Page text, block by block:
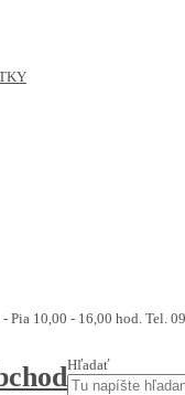
- Pia 10,00 - 16,00 hod. Tel.
Hľadať